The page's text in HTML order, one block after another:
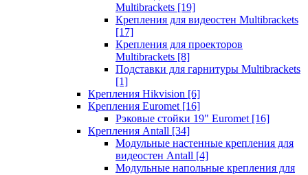
Multibrackets [19]
Крепления для видеостен Multibrackets
[17]
Крепления для проекторов
Multibrackets [8]
Подставки для гарнитуры Multibrackets
[1]
Крепления Hikvision [6]
Крепления Euromet [16]
Рэковые стойки 19" Euromet [16]
Крепления Antall [34]
Модульные настенные крепления для
видеостен Antall [4]
Модульные напольные крепления для